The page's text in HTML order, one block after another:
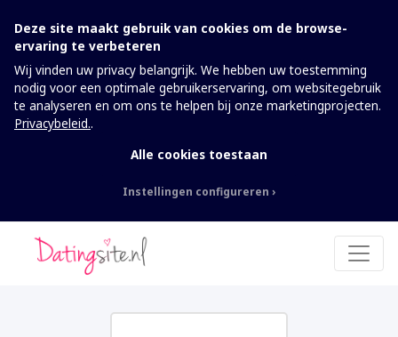
Deze site maakt gebruik van cookies om de browse-
ervaring te verbeteren
Wij vinden uw privacy belangrijk. We hebben uw toestemming
nodig voor een optimale gebruikerservaring, om websitegebruik
te analyseren en om ons te helpen bij onze marketingprojecten.
Privacybeleid..
Alle cookies toestaan
Instellingen configureren
Nodig
Deze cookies kunnen niet worden